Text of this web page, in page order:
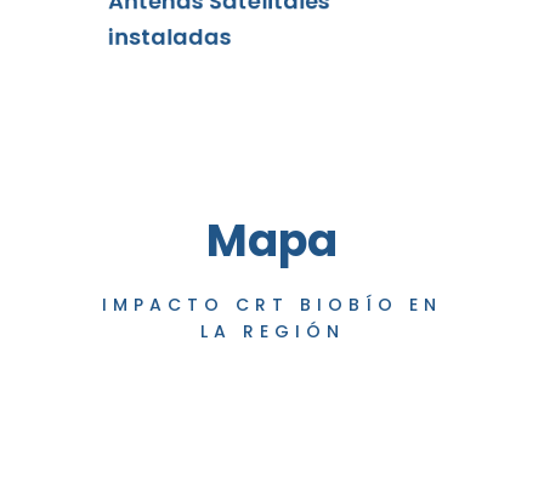
instaladas
Mapa
IMPACTO CRT BIOBÍO EN
LA REGIÓN